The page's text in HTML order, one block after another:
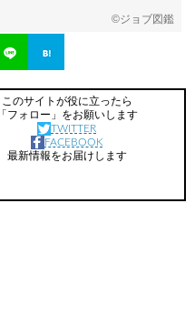
©ジョブ図鑑
このサイトが役に立ったら
「フォロー」をお願いします
TWITTER
FACEBOOK
最新情報をお届けします